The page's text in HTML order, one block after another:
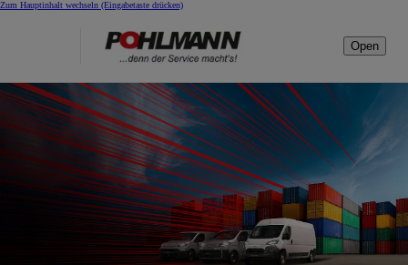
Zum Hauptinhalt wechseln (Eingabetaste drücken)
Open